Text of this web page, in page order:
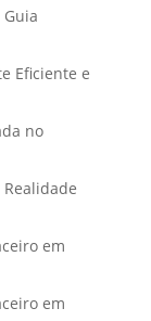
Guia
Eficiente e
no
em
em